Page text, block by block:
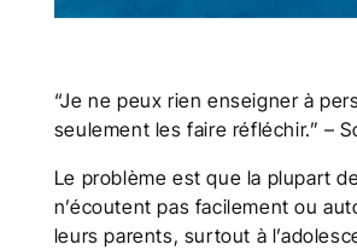
“Je ne peux rien enseigner à
seulement les faire réfléchir.” –
Le problème est que la plupart
n’écoutent pas facilement ou
leurs parents, surtout à